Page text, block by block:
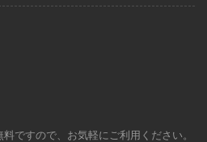
ですので、お気軽にご利用ください。